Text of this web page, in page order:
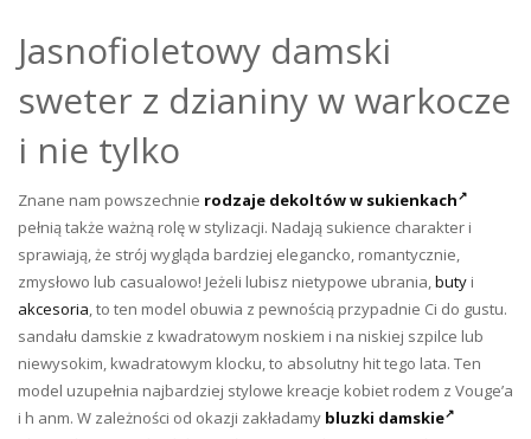
Jasnofioletowy damski
sweter z dzianiny w warkocze
i nie tylko
Znane nam powszechnie rodzaje dekoltów w sukienkach
pełnią także ważną rolę w stylizacji. Nadają sukience charakter i
sprawiają, że strój wygląda bardziej elegancko, romantycznie,
zmysłowo lub casualowo! Jeżeli lubisz nietypowe ubrania,buty i
akcesoria, to ten model obuwia z pewnością przypadnie Ci do gustu.
sandału damskie z kwadratowym noskiem i na niskiej szpilce lub
niewysokim, kwadratowym klocku, to absolutny hit tego lata. Ten
model uzupełnia najbardziej stylowe kreacje kobiet rodem z Vouge’a
i h anm. W zależności od okazji zakładamy bluzki damskie